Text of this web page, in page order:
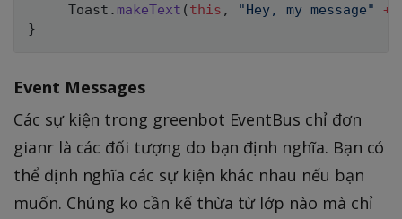
     Toast
. makeText ( this , "Hey, my message" +
}
Event Messages
Các sự kiện trong greenbot EventBus chỉ đơn
gianr là các đối tượng do bạn định nghĩa. Bạn có
thể định nghĩa các sự kiện khác nhau nếu bạn
muốn. Chúng ko cần kế thừa từ lớp nào mà chỉ